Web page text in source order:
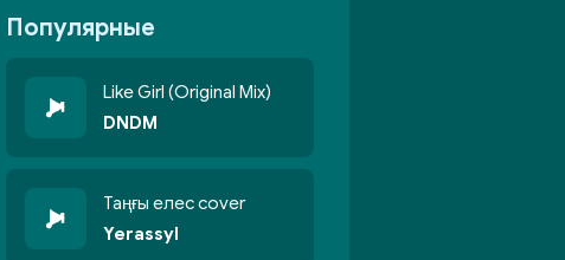
Популярные
Like Girl (Original Mix)
DNDM
Таңғы елес cover
Yerassyl